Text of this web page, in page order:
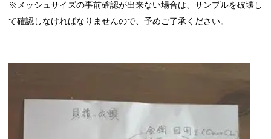
※メッシュサイズの事前確認が出来ない場合は、サンプルを破壊し
て確認しなければなりませんので、予めご了承ください。